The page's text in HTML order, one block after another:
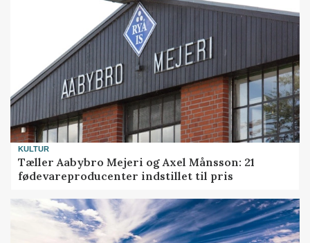
KULTUR
Tæller Aabybro Mejeri og Axel Månsson: 21
fødevareproducenter indstillet til pris